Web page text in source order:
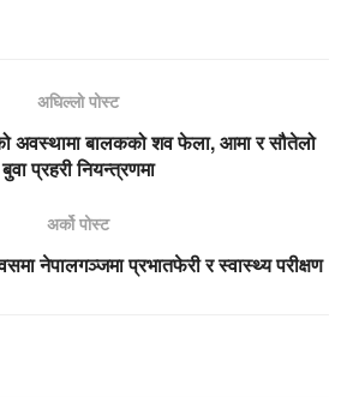
अघिल्लो पोस्ट
अवस्थामा बालकको शव फेला, आमा र सौतेलो
बुवा प्रहरी नियन्त्रणमा
अर्को पोस्ट
नेपालगञ्जमा प्रभातफेरी र स्वास्थ्य परीक्षण